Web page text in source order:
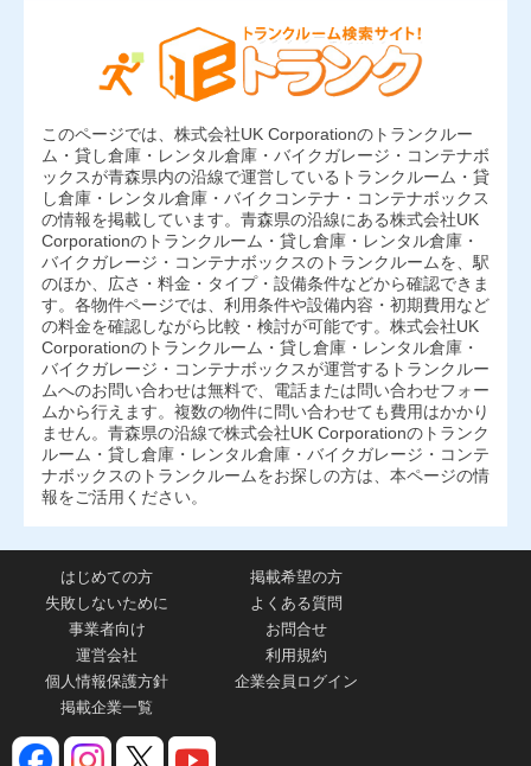
このページでは、株式会社UK Corporationのトランクルー
ム・貸し倉庫・レンタル倉庫・バイクガレージ・コンテナボ
ックスが青森県内の沿線で運営しているトランクルーム・貸
し倉庫・レンタル倉庫・バイクコンテナ・コンテナボックス
の情報を掲載しています。青森県の沿線にある株式会社UK
Corporationのトランクルーム・貸し倉庫・レンタル倉庫・
バイクガレージ・コンテナボックスのトランクルームを、駅
のほか、広さ・料金・タイプ・設備条件などから確認できま
す。各物件ページでは、利用条件や設備内容・初期費用など
の料金を確認しながら比較・検討が可能です。株式会社UK
Corporationのトランクルーム・貸し倉庫・レンタル倉庫・
バイクガレージ・コンテナボックスが運営するトランクルー
ムへのお問い合わせは無料で、電話または問い合わせフォー
ムから行えます。複数の物件に問い合わせても費用はかかり
ません。青森県の沿線で株式会社UK Corporationのトランク
ルーム・貸し倉庫・レンタル倉庫・バイクガレージ・コンテ
ナボックスのトランクルームをお探しの方は、本ページの情
報をご活用ください。
はじめての方
掲載希望の方
失敗しないために
よくある質問
事業者向け
お問合せ
運営会社
利用規約
個人情報保護方針
企業会員ログイン
掲載企業一覧